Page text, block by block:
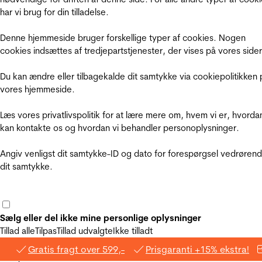
har vi brug for din tilladelse.
Denne hjemmeside bruger forskellige typer af cookies. Nogen
cookies indsættes af tredjepartstjenester, der vises på vores
Du kan ændre eller tilbagekalde dit samtykke via cookiepolitikken
vores hjemmeside.
Læs vores privatlivspolitik for at lære mere om, hvem vi er,
kan kontakte os og hvordan vi behandler personoplysninger.
Angiv venligst dit samtykke-ID og dato for forespørgsel
dit samtykke.
Sælg eller del ikke mine personlige oplysninger
Tillad alleTilpasTillad udvalgteIkke tilladt
Gratis fragt over 599,- Prisgaranti +15% ekstra!